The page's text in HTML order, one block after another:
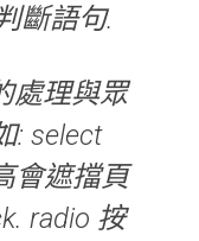
斷語句.
處理與眾
: select
會遮擋頁
radio 按